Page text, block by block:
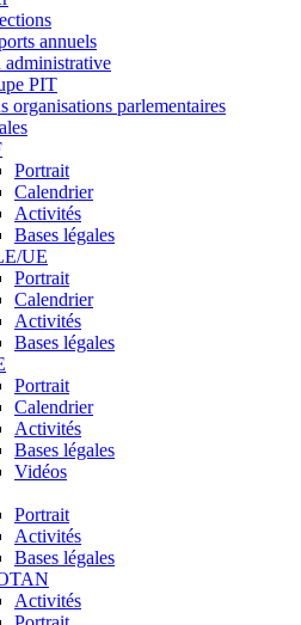
annuels
administrative
PIT
organisations parlementaires
Portrait
Calendrier
Activités
Bases légales
UE
Portrait
Calendrier
Activités
Bases légales
Portrait
Calendrier
Activités
Bases légales
Vidéos
Portrait
Activités
Bases légales
Activités